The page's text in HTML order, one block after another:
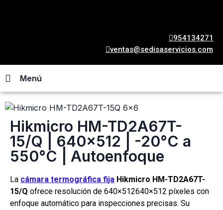
954134271
ventas@sedisaservicios.com
Menú
Hikmicro HM-TD2A67T-
15/Q | 640×512 | -20°C a
550°C | Autoenfoque
La cámara termográfica fija Hikmicro HM-TD2A67T-
15/Q ofrece resolución de 640×512640×512 píxeles con
enfoque automático para inspecciones precisas. Su